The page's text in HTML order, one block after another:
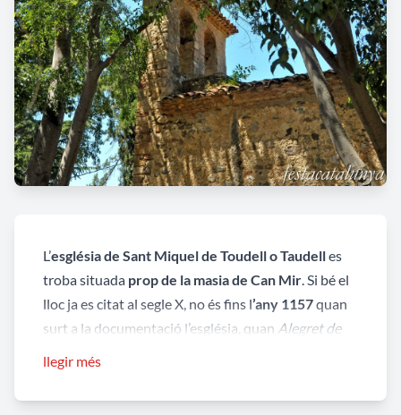
L’església de Sant Miquel de Toudell o Taudelles
troba situada prop de la masia de Can Mir. Si bé el
lloc ja es citat al segle X, no és fins l’any 1157quan
surt a la documentació l’església, quan Alegret de
endavant fou parròquia de la quadra del mateix
llegir més